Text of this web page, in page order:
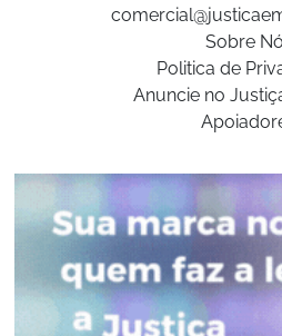
Sobre
Politica de
Anuncie no